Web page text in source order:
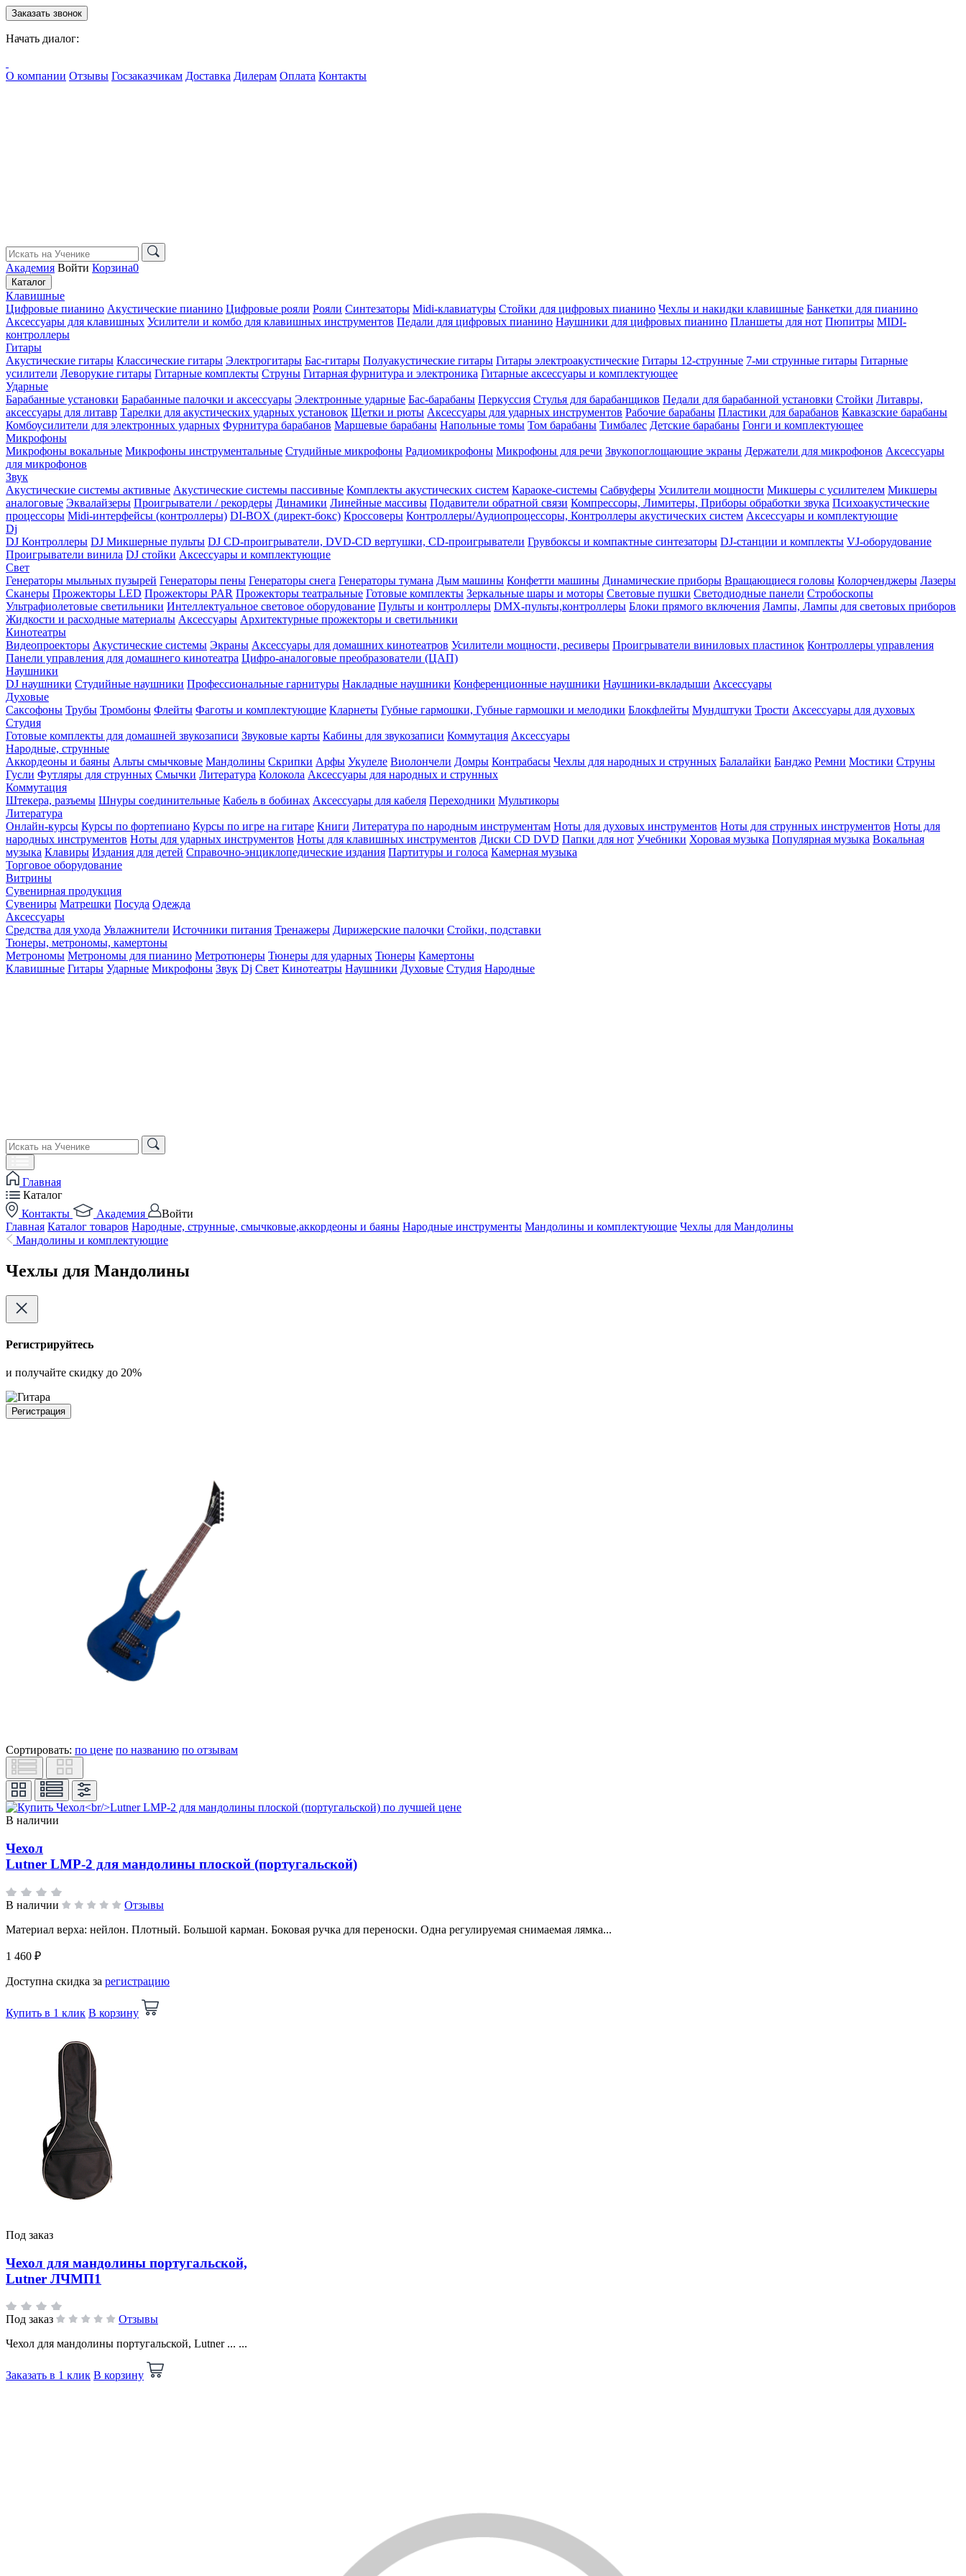
Заказать звонок
Начать диалог:
О компании Отзывы Госзаказчикам Доставка Дилерам Оплата Контакты
Академия Войти Корзина0
Каталог
Клавишные
Цифровые пианино Акустические пианино Цифровые рояли Рояли Синтезаторы Midi-клавиатуры Стойки для цифровых пианино Чехлы и накидки клавишные Банкетки для пианино
Аксессуары для клавишных Усилители и комбо для клавишных инструментов Педали для цифровых пианино Наушники для цифровых пианино Планшеты для нот Пюпитры MIDI-
контроллеры
Гитары
Акустические гитары Классические гитары Электрогитары Бас-гитары Полуакустические гитары Гитары электроакустические Гитары 12-струнные 7-ми струнные гитары Гитарные
усилители Леворукие гитары Гитарные комплекты Струны Гитарная фурнитура и электроника Гитарные аксессуары и комплектующее
Ударные
Барабанные установки Барабанные палочки и аксессуары Электронные ударные Бас-барабаны Перкуссия Стулья для барабанщиков Педали для барабанной установки Стойки Литавры,
аксессуары для литавр Тарелки для акустических ударных установок Щетки и рюты Аксессуары для ударных инструментов Рабочие барабаны Пластики для барабанов Кавказские барабаны
Комбоусилители для электронных ударных Фурнитура барабанов Маршевые барабаны Напольные томы Том барабаны Тимбалес Детские барабаны Гонги и комплектующее
Микрофоны
Микрофоны вокальные Микрофоны инструментальные Студийные микрофоны Радиомикрофоны Микрофоны для речи Звукопоглощающие экраны Держатели для микрофонов Аксессуары
для микрофонов
Звук
Акустические системы активные Акустические системы пассивные Комплекты акустических систем Караоке-системы Сабвуферы Усилители мощности Микшеры с усилителем Микшеры
аналоговые Эквалайзеры Проигрыватели / рекордеры Динамики Линейные массивы Подавители обратной связи Компрессоры, Лимитеры, Приборы обработки звука Психоакустические
процессоры Midi-интерфейсы (контроллеры) DI-BOX (директ-бокс) Кроссоверы Контроллеры/Аудиопроцессоры, Контроллеры акустических систем Аксессуары и комплектующие
Dj
DJ Контроллеры DJ Микшерные пульты DJ CD-проигрыватели, DVD-CD вертушки, CD-проигрыватели Грувбоксы и компактные синтезаторы DJ-станции и комплекты VJ-оборудование
Проигрыватели винила DJ стойки Аксессуары и комплектующие
Свет
Генераторы мыльных пузырей Генераторы пены Генераторы снега Генераторы тумана Дым машины Конфетти машины Динамические приборы Вращающиеся головы Колорченджеры Лазеры
Сканеры Прожекторы LED Прожекторы PAR Прожекторы театральные Готовые комплекты Зеркальные шары и моторы Световые пушки Светодиодные панели Стробоскопы
Ультрафиолетовые светильники Интеллектуальное световое оборудование Пульты и контроллеры DMX-пульты,контроллеры Блоки прямого включения Лампы, Лампы для световых приборов
Жидкости и расходные материалы Аксессуары Архитектурные прожекторы и светильники
Кинотеатры
Видеопроекторы Акустические системы Экраны Аксессуары для домашних кинотеатров Усилители мощности, ресиверы Проигрыватели виниловых пластинок Контроллеры управления
Панели управления для домашнего кинотеатра Цифро-аналоговые преобразователи (ЦАП)
Наушники
DJ наушники Студийные наушники Профессиональные гарнитуры Накладные наушники Конференционные наушники Наушники-вкладыши Аксессуары
Духовые
Саксофоны Трубы Тромбоны Флейты Фаготы и комплектующие Кларнеты Губные гармошки, Губные гармошки и мелодики Блокфлейты Мундштуки Трости Аксессуары для духовых
Студия
Готовые комплекты для домашней звукозаписи Звуковые карты Кабины для звукозаписи Коммутация Аксессуары
Народные, струнные
Аккордеоны и баяны Альты смычковые Мандолины Скрипки Арфы Укулеле Виолончели Домры Контрабасы Чехлы для народных и струнных Балалайки Банджо Ремни Мостики Струны
Гусли Футляры для струнных Смычки Литература Колокола Аксессуары для народных и струнных
Коммутация
Штекера, разъемы Шнуры соединительные Кабель в бобинах Аксессуары для кабеля Переходники Мультикоры
Литература
Онлайн-курсы Курсы по фортепиано Курсы по игре на гитаре Книги Литература по народным инструментам Ноты для духовых инструментов Ноты для струнных инструментов Ноты для
народных инструментов Ноты для ударных инструментов Ноты для клавишных инструментов Диски CD DVD Папки для нот Учебники Хоровая музыка Популярная музыка Вокальная
музыка Клавиры Издания для детей Справочно-энциклопедические издания Партитуры и голоса Камерная музыка
Торговое оборудование
Витрины
Сувенирная продукция
Сувениры Матрешки Посуда Одежда
Аксессуары
Средства для ухода Увлажнители Источники питания Тренажеры Дирижерские палочки Стойки, подставки
Тюнеры, метрономы, камертоны
Метрономы Метрономы для пианино Метротюнеры Тюнеры для ударных Тюнеры Камертоны
Клавишные Гитары Ударные Микрофоны Звук Dj Свет Кинотеатры Наушники Духовые Студия Народные
Главная
Каталог
Контакты
Академия
Войти
Главная Каталог товаров Народные, струнные, смычковые,аккордеоны и баяны Народные инструменты Мандолины и комплектующие Чехлы для Мандолины
Мандолины и комплектующие
Чехлы для Мандолины
Регистрируйтесь
и получайте скидку до 20%
Регистрация
Сортировать: по цене по названию по отзывам
В наличии
Чехол
Lutner LMP-2 для мандолины плоской (португальской)
В наличии
Отзывы
Материал верха: нейлон. Плотный. Большой карман. Боковая ручка для переноски. Одна регулируемая снимаемая лямка...
1 460 ₽
Доступна скидка за регистрацию
Купить в 1 клик В корзину
Под заказ
Чехол для мандолины португальской,
Lutner ЛЧМП1
Под заказ
Отзывы
Чехол для мандолины португальской, Lutner ... ...
Заказать в 1 клик В корзину